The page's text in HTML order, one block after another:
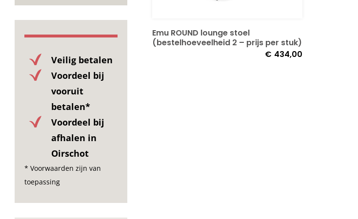
Emu ROUND lounge stoel
(bestelhoeveelheid 2 – prijs per stuk)
€ 434,00
Veilig betalen
Voordeel bij
vooruit
betalen*
Voordeel bij
afhalen in
Oirschot
* Voorwaarden zijn van
toepassing